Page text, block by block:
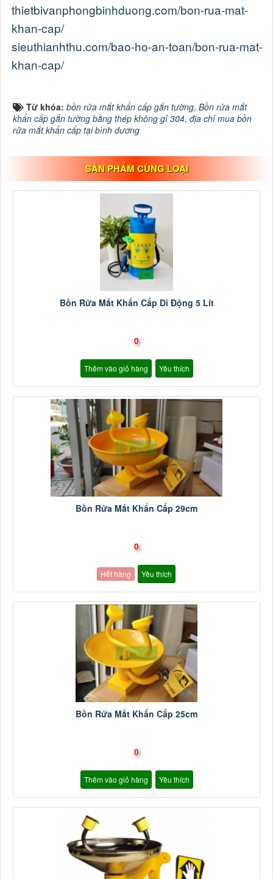
thietbivanphongbinhduong.com/bon-rua-mat-
khan-cap/
sieuthianhthu.com/bao-ho-an-toan/bon-rua-mat-
khan-cap/
Từ khóa: bồn rửa mắt khẩn cấp gắn tường, Bồn rửa mắt
khẩn cấp gắn tường bằng thép không gỉ 304, địa chỉ mua bồn
rửa mắt khẩn cấp tại bình dương
SẢN PHẨM CÙNG LOẠI
Bồn Rửa Mắt Khẩn Cấp Di Động 5 Lít
0
Thêm vào giỏ hàng Yêu thích
Bồn Rửa Mắt Khẩn Cấp 29cm
0
Hết hàng Yêu thích
Bồn Rửa Mắt Khẩn Cấp 25cm
0
Thêm vào giỏ hàng Yêu thích